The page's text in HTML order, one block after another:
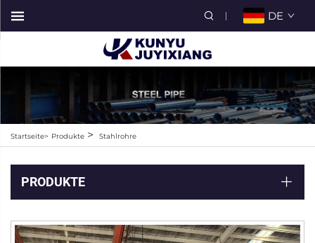
DE
Startseite> Produkte > Stahlrohre
PRODUKTE